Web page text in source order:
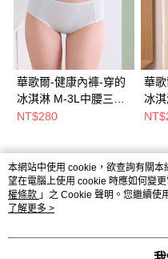
華歌爾-健康內褲-穿的
冰淇淋 M-3L中腰三角
褲(荔枝灰) NSC068FR
NT$280
華
冰
腰三
熱門標籤
本網站中使用 cookie，欲查詢有關
望在電腦上使用 cookie 時應如何變
權條款 」之 Cookie 聲明。您繼續使
用條款之 Cookie 聲明使用 cookie。
了解更多 >